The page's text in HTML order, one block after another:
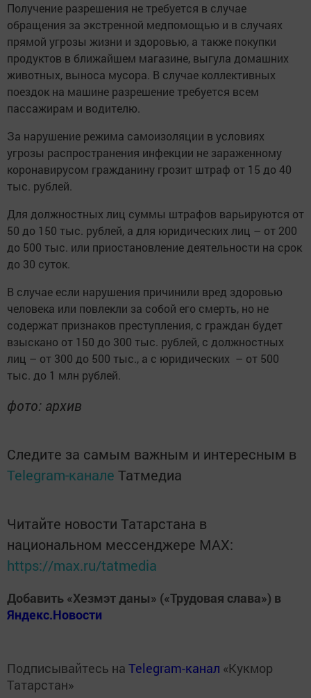
Получение разрешения не требуется в случае
обращения за экстренной медпомощью и в случаях
прямой угрозы жизни и здоровью, а также покупки
продуктов в ближайшем магазине, выгула домашних
животных, выноса мусора. В случае коллективных
поездок на машине разрешение требуется всем
пассажирам и водителю.
За нарушение режима самоизоляции в условиях
угрозы распространения инфекции не зараженному
коронавирусом гражданину грозит штраф от 15 до 40
тыс. рублей.
Для должностных лиц суммы штрафов варьируются от
50 до 150 тыс. рублей, а для юридических лиц – от 200
до 500 тыс. или приостановление деятельности на срок
до 30 суток.
В случае если нарушения причинили вред здоровью
человека или повлекли за собой его смерть, но не
содержат признаков преступления, с граждан будет
взыскано от 150 до 300 тыс. рублей, с должностных
лиц – от 300 до 500 тыс., а с юридических – от 500
тыс. до 1 млн рублей.
фото: архив
Следите за самым важным и интересным в
Telegram-канале Татмедиа
Читайте новости Татарстана в
национальном мессенджере MАХ:
https://max.ru/tatmedia
Добавить «Хезмэт даны» («Трудовая слава») в
Яндекс.Новости
Подписывайтесь на Telegram-канал «Кукмор
Татарстан»